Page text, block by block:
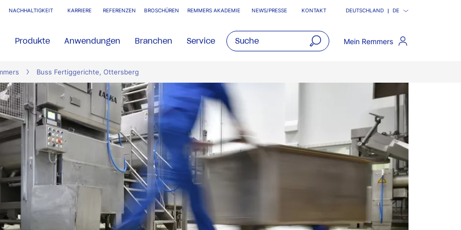
NACHHALTIGKEIT KARRIERE REFERENZEN BROSCHÜREN REMMERS AKADEMIE NEWS/PRESSE KONTAKT DEUTSCHLAND DE
Produkte Anwendungen Branchen Service Mein Remmers
Buss Fertiggerichte, Ottersberg